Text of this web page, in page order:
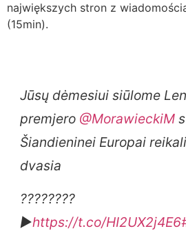
największych stron z
(15min).
Jūsų dėmesiui siūlome
premjero @MorawieckiM
Šiandieninei Europai
dvasia
????????
▶️https://t.co/HI2UX2j4E6